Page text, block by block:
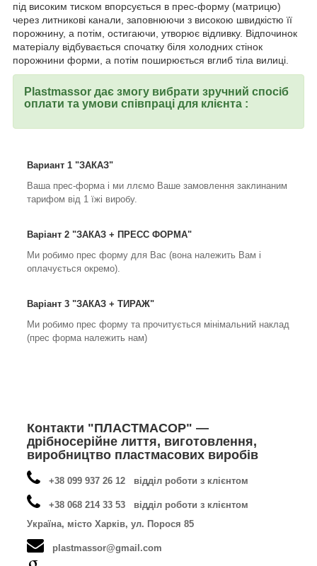
під високим тиском впорсується в прес-форму (матрицю)
через литникові канали, заповнюючи з високою швидкістю її
порожнину, а потім, остигаючи, утворює відливку. Відпочинок
матеріалу відбувається спочатку біля холодних стінок
порожнини форми, а потім поширюється вглиб тіла вилиці.
Plastmassor дає змогу вибрати зручний спосіб
оплати та умови співпраці для клієнта :
Вариант 1 "ЗАКАЗ"
Ваша прес-форма і ми ллємо Ваше замовлення заклинаним
тарифом від 1 їжі виробу.
Варіант 2 "ЗАКАЗ + ПРЕСС ФОРМА"
Ми робимо прес форму для Вас (вона належить Вам і
оплачується окремо).
Варіант 3 "ЗАКАЗ + ТИРАЖ"
Ми робимо прес форму та прочитується мінімальний наклад
(прес форма належить нам)
Контакти "ПЛАСТМАСОР" —
дрібносерійне лиття, виготовлення,
виробництво пластмасових виробів
+38 099 937 26 12 відділ роботи з клієнтом
+38 068 214 33 53 відділ роботи з клієнтом
Україна, місто Харків, ул. Порося 85
plastmassor@gmail.com